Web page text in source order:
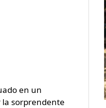
en un
sorprendente